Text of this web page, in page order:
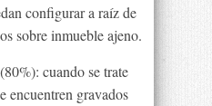
configurar a raíz de
sobre inmueble ajeno.
cuando se trate
encuentren gravados